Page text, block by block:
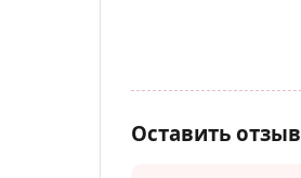
Оставить отзыв